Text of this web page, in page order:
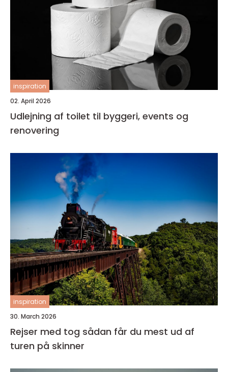
inspiration
02. April 2026
Udlejning af toilet til byggeri, events og
renovering
inspiration
30. March 2026
Rejser med tog sådan får du mest ud af
turen på skinner